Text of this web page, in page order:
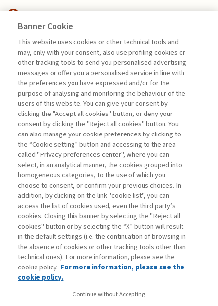
FINANCE
CFO E INTELLIGENZA
ARTIFICIALE: L’EVOLUZIONE ...
di Andrea Beltratti e Alessia Bezzecchi
La consultazione dei libri è riservata esclusivamente
agli abbonati Premium
Legenda: Accedi Per registrati Per abbonati
Contatti
Abbonamenti
Archivio rubriche
Privacy
Banner Cookie
This website uses cookies or other technical tools and
may, only with your consent, also use profiling cookies or
other tracking tools to send you personalised advertising
messages or offer you a personalised service in line with
the preferences you have expressed and/or for the
purpose of analysing and monitoring the behaviour of the
users of this website. You can give your consent by
clicking the "Accept all cookies" button, or deny your
consent by clicking the "Reject all cookies" button. You
can also manage your cookie preferences by clicking to
the “Cookie setting” button and accessing to the area
called "Privacy preferences center", where you can
select, in an analytical manner, the cookies grouped into
homogeneous categories, to the use of which you
choose to consent, or confirm your previous choices. In
addition, by clicking on the link "cookie list", you can
access the list of cookies used, even the third party’s
cookies. Closing this banner by selecting the "Reject all
cookies" button or by selecting the “X” button will result
in the default settings (i.e. the continuation of browsing in
the absence of cookies or other tracking tools other than
technical ones). For more information, please see the
cookie policy. For more information, please see the
cookie policy.
Continue without Accepting